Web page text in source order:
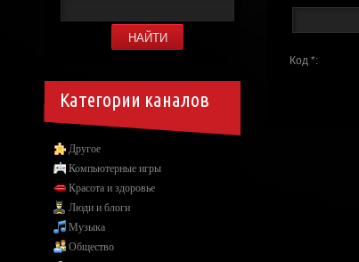
Код *:
Категории каналов
Другое
Компьютерные игры
Красота и здоровье
Люди и блоги
Музыка
Общество